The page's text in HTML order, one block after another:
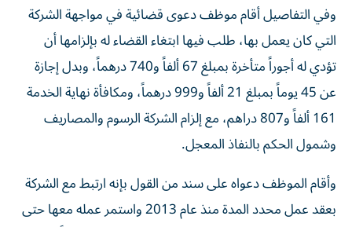
وفي التفاصيل أقام موظف دعوى قضائية في مواجهة الشركة
التي كان يعمل بها، طلب فيها ابتغاء القضاء له بإلزامها أن
تؤدي له أجوراً متأخرة بمبلغ 67 ألفاً و740 درهماً، وبدل إجازة
عن 45 يوماً بمبلغ 21 ألفاً و999 درهماً، ومكافأة نهاية الخدمة
161 ألفاً و807 دراهم، مع إلزام الشركة الرسوم والمصاريف
وشمول الحكم بالنفاذ المعجل.
وأقام الموظف دعواه على سند من القول بإنه ارتبط مع الشركة
بعقد عمل محدد المدة منذ عام 2013 واستمر عمله معها حتى